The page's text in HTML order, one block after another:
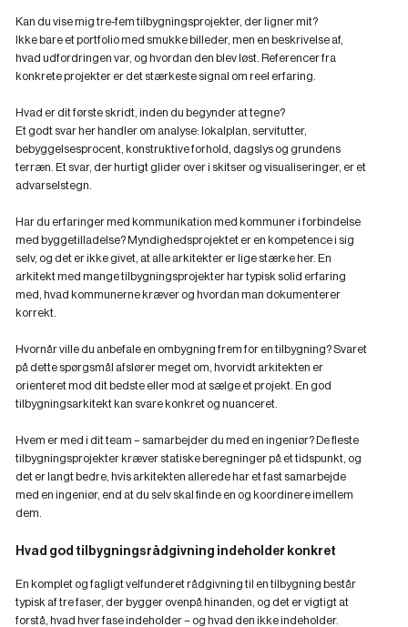
Kan du vise mig tre-fem tilbygningsprojekter, der ligner mit?
Ikke bare et portfolio med smukke billeder, men en beskrivelse af,
hvad udfordringen var, og hvordan den blev løst. Referencer fra
konkrete projekter er det stærkeste signal om reel erfaring.
Hvad er dit første skridt, inden du begynder at tegne?
Et godt svar her handler om analyse: lokalplan, servitutter,
bebyggelsesprocent, konstruktive forhold, dagslys og grundens
terræn. Et svar, der hurtigt glider over i skitser og visualiseringer, er et
advarselstegn.
Har du erfaringer med kommunikation med kommuner i forbindelse
med byggetilladelse?Myndighedsprojektet er en kompetence i sig
selv, og det er ikke givet, at alle arkitekter er lige stærke her. En
arkitekt med mange tilbygningsprojekter har typisk solid erfaring
med, hvad kommunerne kræver og hvordan man dokumenterer
korrekt.
Hvornår ville du anbefale en ombygning frem for en tilbygning?Svaret
på dette spørgsmål afslører meget om, hvorvidt arkitekten er
orienteret mod dit bedste eller mod at sælge et projekt. En god
tilbygningsarkitekt kan svare konkret og nuanceret.
Hvem er med i dit team – samarbejder du med en ingeniør?De fleste
tilbygningsprojekter kræver statiske beregninger på et tidspunkt, og
det er langt bedre, hvis arkitekten allerede har et fast samarbejde
med en ingeniør, end at du selv skal finde en og koordinere imellem
dem.
Hvad god tilbygningsrådgivning indeholder konkret
En komplet og fagligt velfunderet rådgivning til en tilbygning består
typisk af tre faser, der bygger ovenpå hinanden, og det er vigtigt at
forstå, hvad hver fase indeholder – og hvad den ikke indeholder.